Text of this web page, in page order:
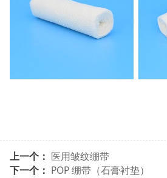
上一个： 医用皱纹绷带
下一个： POP 绷带（石膏衬垫）